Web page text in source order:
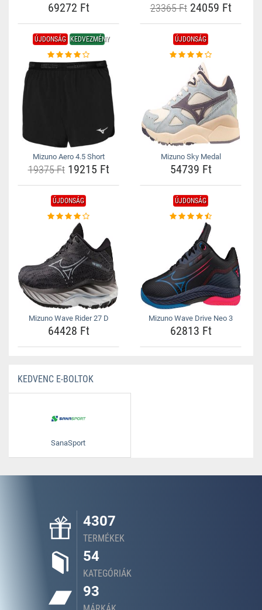
69272 Ft 23365 Ft24059 Ft
ÚJDONSÁG KEDVEZMÉNY
Mizuno Aero 4.5 Short
19375 Ft19215 Ft
ÚJDONSÁG
Mizuno Sky Medal
54739 Ft
ÚJDONSÁG
Mizuno Wave Rider 27 D
64428 Ft
ÚJDONSÁG
Mizuno Wave Drive Neo 3
62813 Ft
KEDVENC E-BOLTOK
SanaSport
4307
TERMÉKEK
54
KATEGÓRIÁK
93